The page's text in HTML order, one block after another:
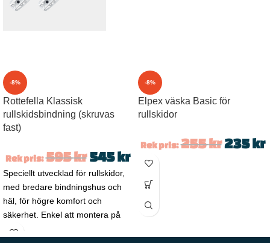
-8%
Rottefella Klassisk
rullskidsbindning (skruvas
fast)
Rek pris: 595kr 545kr
Speciellt utvecklad för rullskidor,
med bredare bindningshus och
häl, för högre komfort och
säkerhet. Enkel att montera på
alla slags
-8%
Elpex väska Basic för
rullskidor
Rek pris: 255kr235kr